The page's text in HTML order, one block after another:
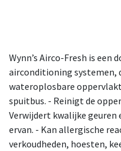
Wynn’s Airco-Fresh is
airconditioning systemen,
wateroplosbare
spuitbus. - Reinigt de
Verwijdert kwalijke geuren
ervan. - Kan allergische
verkoudheden, hoesten,